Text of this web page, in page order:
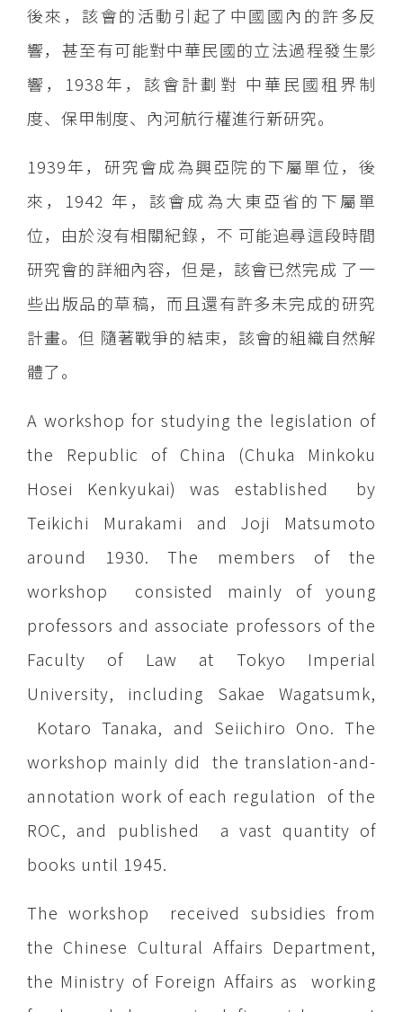
後來，該會的活動引起了中國國內的許多反
響，甚至有可能對中華民國的立法過程發生影
響，1938年，該會計劃對 中華民國租界制
度、保甲制度、內河航行權進行新研究。
1939年，研究會成為興亞院的下屬單位，後
來，1942 年，該會成為大東亞省的下屬單
位，由於沒有相關紀錄，不 可能追尋這段時間
研究會的詳細內容，但是，該會已然完成 了一
些出版品的草稿，而且還有許多未完成的研究
計畫。但 隨著戰爭的結束，該會的組織自然解
體了。
A workshop for studying the legislation of
the Republic of China (Chuka Minkoku
Hosei Kenkyukai) was established by
Teikichi Murakami and Joji Matsumoto
around 1930. The members of the
workshop consisted mainly of young
professors and associate professors of the
Faculty of Law at Tokyo Imperial
University, including Sakae Wagatsumk,
Kotaro Tanaka, and Seiichiro Ono. The
workshop mainly did the translation-and-
annotation work of each regulation of the
ROC, and published a vast quantity of
books until 1945.
The workshop received subsidies from
the Chinese Cultural Affairs Department,
the Ministry of Foreign Affairs as working